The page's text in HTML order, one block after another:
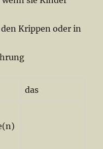
Krippen oder in
das